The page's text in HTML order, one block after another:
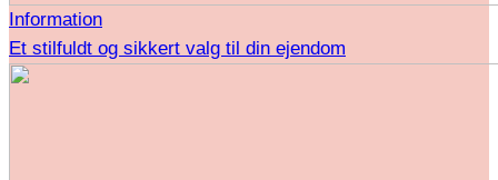
Information
Et stilfuldt og sikkert valg til din ejendom